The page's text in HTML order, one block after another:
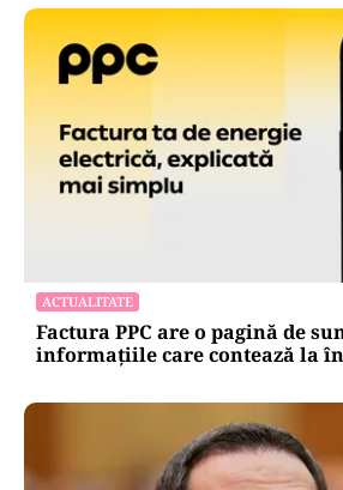
ACTUALITATE
Factura PPC are o pagină de
informațiile care contează la